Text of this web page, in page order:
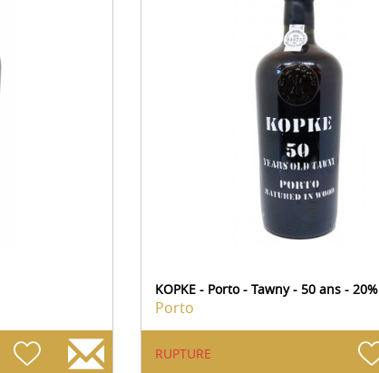
KOPKE - Porto - Tawny - 50 ans - 20%
Porto
RUPTURE